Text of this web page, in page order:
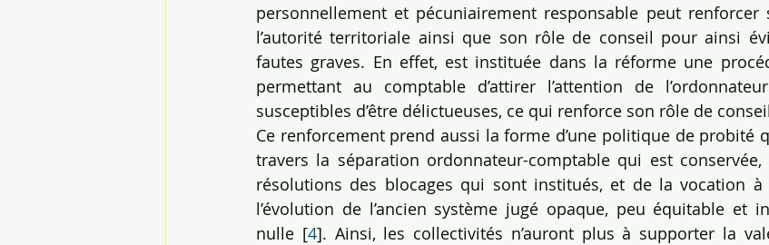
personnellement et pécuniairement responsable peut renforcer
l’autorité territoriale ainsi que son rôle de conseil pour ainsi
fautes graves. En effet, est instituée dans la réforme une
permettant au comptable d’attirer l’attention de
susceptibles d’être délictueuses, ce qui renforce son rôle de
Ce renforcement prend aussi la forme d’une politique de probité
travers la séparation ordonnateur-comptable qui est
résolutions des blocages qui sont institués, et de la vocation
l’évolution de l’ancien système jugé opaque, peu équitable et
nulle [4]. Ainsi, les collectivités n’auront plus à supporter la